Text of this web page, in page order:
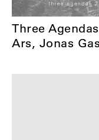
Three
Ars, Jonas